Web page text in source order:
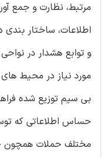
مرتبط، نظارت و جمع
اطلاعات، ساختار
و توابع هشدار در
مورد نیاز در محیط
بی سیم توزیع شده
حساس اطلاعاتی که